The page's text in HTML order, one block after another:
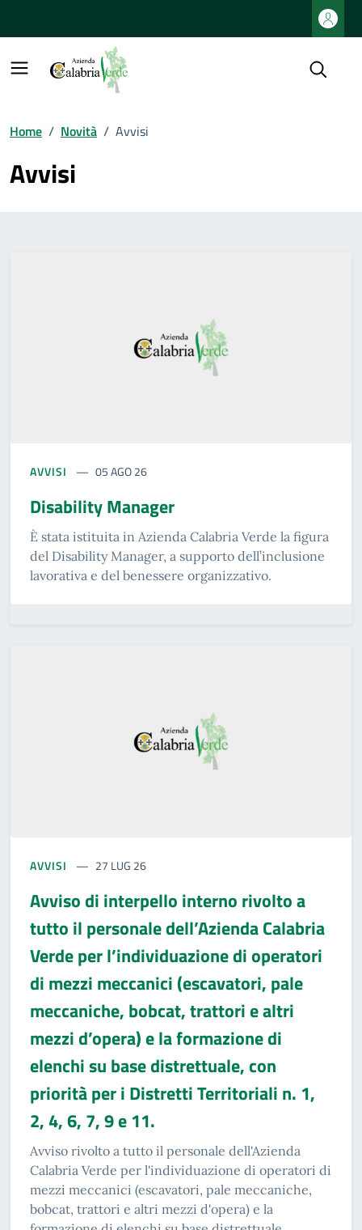
Home / Novità / Avvisi
Avvisi
AVVISI 05 AGO 26
Disability Manager
È stata istituita in Azienda Calabria Verde la figura
del Disability Manager, a supporto dell’inclusione
lavorativa e del benessere organizzativo.
AVVISI 27 LUG 26
Avviso di interpello interno rivolto a
tutto il personale dell’Azienda Calabria
Verde per l’individuazione di operatori
di mezzi meccanici (escavatori, pale
meccaniche, bobcat, trattori e altri
mezzi d’opera) e la formazione di
elenchi su base distrettuale, con
priorità per i Distretti Territoriali n. 1,
2, 4, 6, 7, 9 e 11.
Avviso rivolto a tutto il personale dell'Azienda
Calabria Verde per l'individuazione di operatori di
mezzi meccanici (escavatori, pale meccaniche,
bobcat, trattori e altri mezzi d'opera) e la